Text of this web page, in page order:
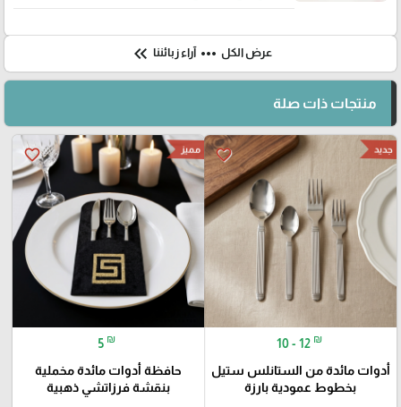
عرض الكل more_horiz آراء زبائننا keyboard_double_arrow_left
منتجات ذات صلة
favorite_border جديد
10 - 12 ₪
أدوات مائدة من الستانلس ستيل
بخطوط عمودية بارزة
favorite_border مميز
5 ₪
حافظة أدوات مائدة مخملية
بنقشة فرزاتشي ذهبية